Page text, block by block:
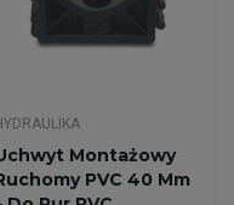
Montażowy
PVC 40 Mm